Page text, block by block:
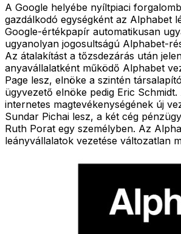
A Google helyébe nyíltpiaci
gazdálkodó egységként az Alphabet
Google-értékpapír automatikusan
ugyanolyan jogosultságú Alphabet-
Az átalakítást a tőzsdezárás után
anyavállalatként működő Alphabet
Page lesz, elnöke a szintén
ügyvezető elnöke pedig Eric Schmidt.
internetes magtevékenységének új
Sundar Pichai lesz, a két cég
Ruth Porat egy személyben. Az
leányvállalatok vezetése változatlan